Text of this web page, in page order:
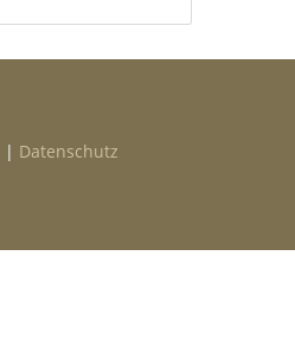
| Datenschutz